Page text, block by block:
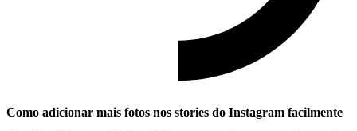
Como adicionar mais fotos⁤ nos stories‌ do Instagram facilmente